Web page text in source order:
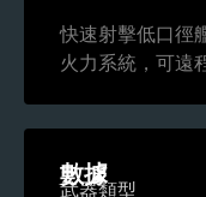
快速射擊低口徑
火力系統，可遠
數據
武器類型